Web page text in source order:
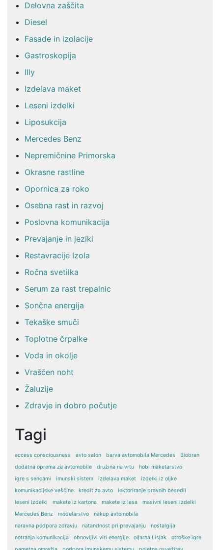
Delovna zaščita
Diesel
Fasade in izolacije
Gastroskopija
Illy
Izdelava maket
Leseni izdelki
Liposukcija
Mercedes Benz
Nepremičnine Primorska
Okrasne rastline
Opornica za roko
Osebna rast in razvoj
Poslovna komunikacija
Prevajanje in jeziki
Restavracije Izola
Ročna svetilka
Serum za rast trepalnic
Sončna energija
Tekaške smuči
Toplotne črpalke
Voda in okolje
Vraščen noht
Žaluzije
Zdravje in dobro počutje
Tagi
access consciousness avto salon barva avtomobila Mercedes
Biobran
dodatna oprema za avtomobile
družina na vrtu
hobi maketarstvo
igre s sencami
imunski sistem izdelava maket
izdelki iz oljke
komunikacijske veščine
kredit za avto
lektoriranje pravnih besedil
leseni izdelki
makete iz kartona makete iz lesa
masivni leseni izdelki
Mercedes Benz
modelarstvo
nakup avtomobila
naravna podpora zdravju
natandnost pri prevajanju
nostalgija
notranja komunikacija
obnovljivi viri energije oljarna Lisjak
otroške igre